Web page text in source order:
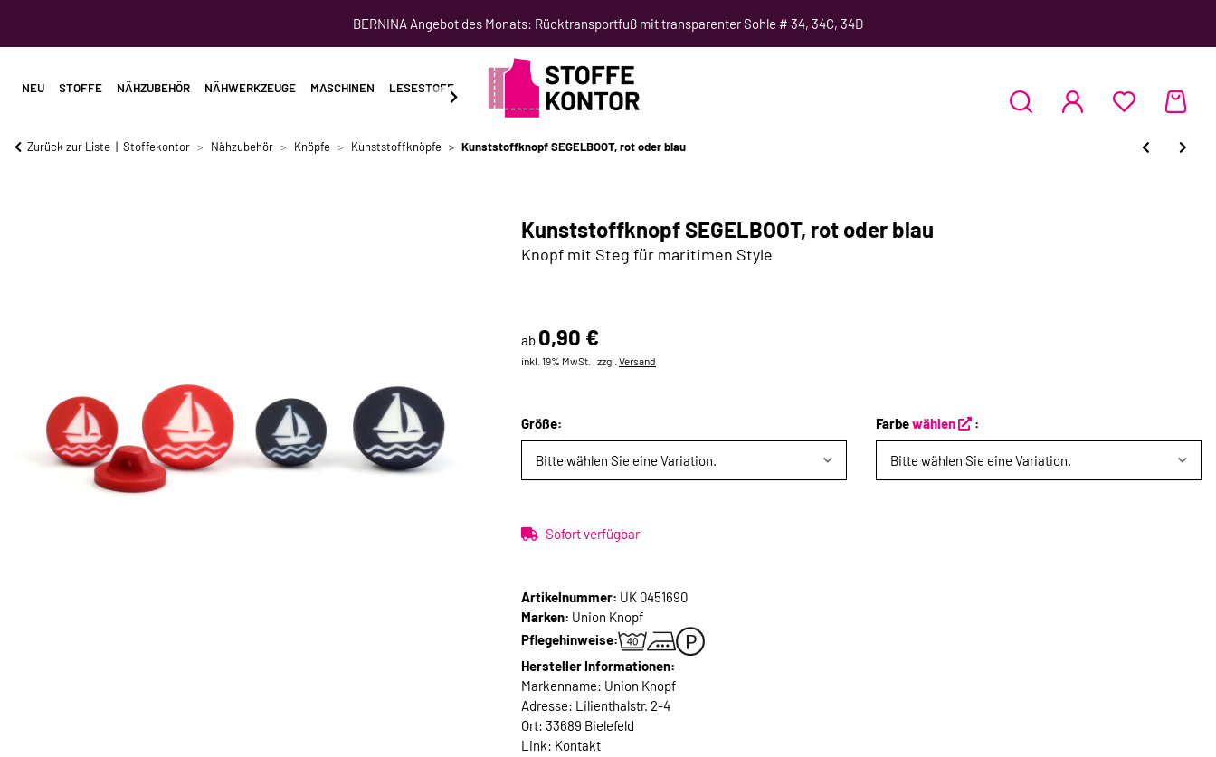
BERNINA Angebot des Monats: Rücktransportfuß mit transparenter Sohle # 34, 34C, 34D
NEU STOFFE NÄHZUBEHÖR NÄHWERKZEUGE MASCHINEN LESESTOFF SCHNITTMUSTER NÄHKURSE
Zurück zur Liste Stoffekontor Nähzubehör Knöpfe Kunststoffknöpfe Kunststoffknopf SEGELBOOT, rot oder blau
Kunststoffknopf SEGELBOOT, rot oder blau
Knopf mit Steg für maritimen Style
ab 0,90 €
inkl. 19% MwSt. , zzgl. Versand
Größe:
Bitte wählen Sie eine Variation.
Farbewählen :
Bitte wählen Sie eine Variation.
Sofort verfügbar
Artikelnummer: UK 0451690
Marken: Union Knopf
Pflegehinweise:
Hersteller Informationen:
Markenname: Union Knopf
Adresse: Lilienthalstr. 2-4
Ort: 33689 Bielefeld
Link: Kontakt